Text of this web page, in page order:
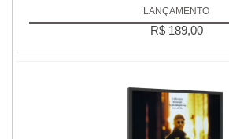
LANÇAMENTO
R$ 189,00